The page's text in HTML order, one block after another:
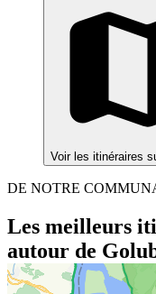
Voir les itinéraires
DE NOTRE
Les meilleurs
autour de